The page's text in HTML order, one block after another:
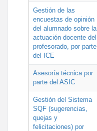
Gestión de las
encuestas de opinión
del alumnado sobre la
actuación docente del
profesorado, por parte
del ICE
Asesoría técnica por
parte del ASIC
Gestión del Sistema
SQF (sugerencias,
quejas y
felicitaciones) por